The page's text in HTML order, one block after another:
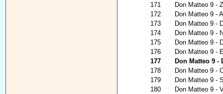
171
Don Matteo 9 -
172
Don Matteo 9 -
173
Don Matteo 9 -
174
Don Matteo 9 -
175
Don Matteo 9 -
176
Don Matteo 9 -
177
Don Matteo 9 -
178
Don Matteo 9 -
179
Don Matteo 9 -
180
Don Matteo 9 -